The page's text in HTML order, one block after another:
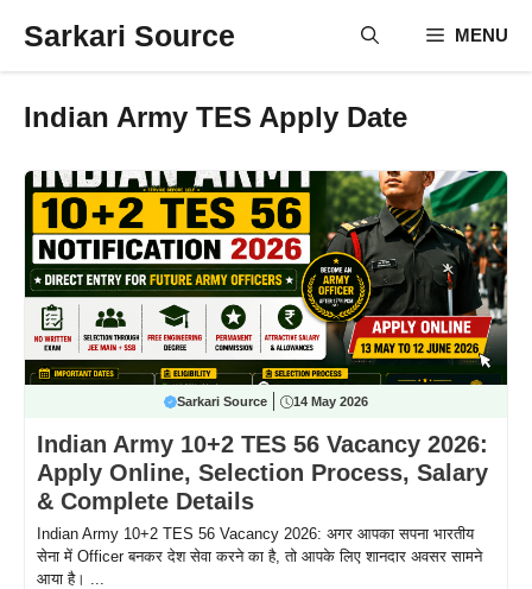
Sarkari Source MENU
Indian Army TES Apply Date
Sarkari Source 14 May 2026
Indian Army 10+2 TES 56 Vacancy 2026:
Apply Online, Selection Process, Salary
& Complete Details
Indian Army 10+2 TES 56 Vacancy 2026: अगर आपका सपना भारतीय
सेना में Officer बनकर देश सेवा करने का है, तो आपके लिए शानदार अवसर सामने
आया है। ...